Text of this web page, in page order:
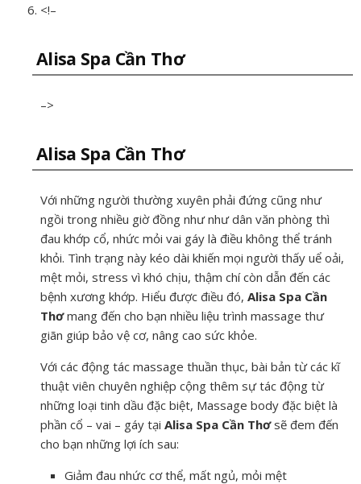
<!–
Alisa Spa Cần Thơ
–>
Alisa Spa Cần Thơ
Với những người thường xuyên phải đứng cũng như
ngồi trong nhiều giờ đồng như như dân văn phòng thì
đau khớp cổ, nhức mỏi vai gáy là điều không thể tránh
khỏi. Tình trạng này kéo dài khiến mọi người thấy uể oải,
mệt mỏi, stress vì khó chịu, thậm chí còn dẫn đến các
bệnh xương khớp. Hiểu được điều đó, Alisa Spa Cần
Thơmang đến cho bạn nhiều liệu trình massage thư
giãn giúp bảo vệ cơ, nâng cao sức khỏe.
Với các động tác massage thuần thục, bài bản từ các kĩ
thuật viên chuyên nghiệp cộng thêm sự tác động từ
những loại tinh dầu đặc biệt, Massage body đặc biệt là
phần cổ – vai – gáy tại Alisa Spa Cần Thơsẽ đem đến
cho bạn những lợi ích sau:
Giảm đau nhức cơ thể, mất ngủ, mỏi mệt